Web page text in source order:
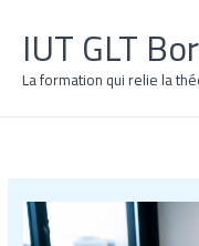
contenuIUT GLT
La formation qui relie la